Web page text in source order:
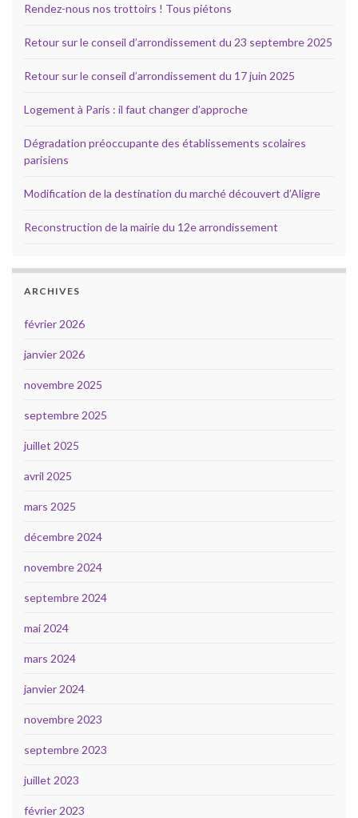
Rendez-nous nos trottoirs ! Tous piétons
Retour sur le conseil d’arrondissement du 23 septembre 2025
Retour sur le conseil d’arrondissement du 17 juin 2025
Logement à Paris : il faut changer d’approche
Dégradation préoccupante des établissements scolaires
parisiens
Modification de la destination du marché découvert d’Aligre
Reconstruction de la mairie du 12e arrondissement
ARCHIVES
février 2026
janvier 2026
novembre 2025
septembre 2025
juillet 2025
avril 2025
mars 2025
décembre 2024
novembre 2024
septembre 2024
mai 2024
mars 2024
janvier 2024
novembre 2023
septembre 2023
juillet 2023
février 2023